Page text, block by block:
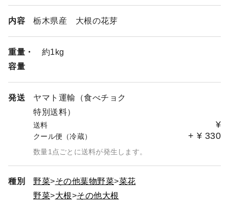
内容 栃木県産 大根の花芽
重量・
容量
約1kg
発送
ヤマト運輸（食べチョク
特別送料）
送料 ¥
クール便（冷蔵） + ¥ 330
数量1点ごとに送料が発生します。
種別 野菜 その他葉物野菜 菜花
野菜
大根
その他大根